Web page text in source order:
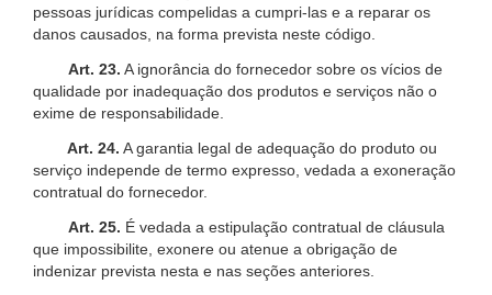
pessoas jurídicas compelidas a cumpri-las e a reparar os
danos causados, na forma prevista neste código.
Art. 23. A ignorância do fornecedor sobre os vícios de
qualidade por inadequação dos produtos e serviços não o
exime de responsabilidade.
Art. 24. A garantia legal de adequação do produto ou
serviço independe de termo expresso, vedada a exoneração
contratual do fornecedor.
Art. 25. É vedada a estipulação contratual de cláusula
que impossibilite, exonere ou atenue a obrigação de
indenizar prevista nesta e nas seções anteriores.